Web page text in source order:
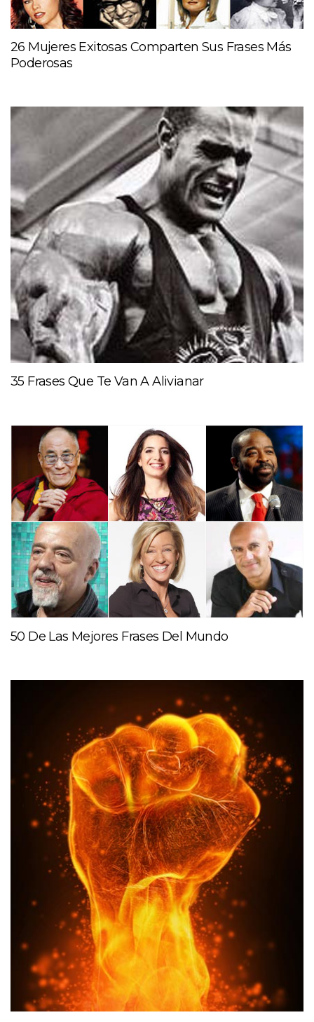
26 Mujeres Exitosas Comparten Sus Frases Más
Poderosas
35 Frases Que Te Van A Alivianar
50 De Las Mejores Frases Del Mundo